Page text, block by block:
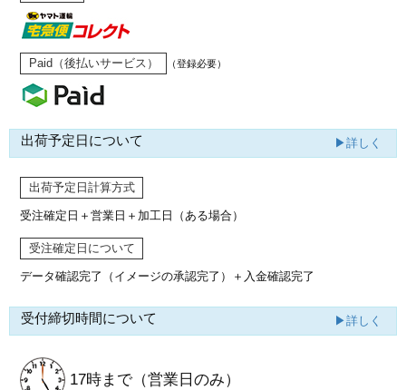
Paid（後払いサービス） （登録必要）
出荷予定日について ▶詳しく
出荷予定日計算方式
受注確定日＋営業日＋加工日（ある場合）
受注確定日について
データ確認完了（イメージの承認完了） ＋入金確認完了
受付締切時間について ▶詳しく
17時まで （営業日のみ）